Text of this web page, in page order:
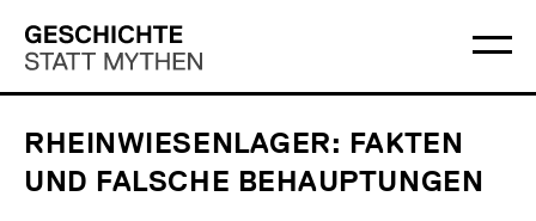
zum
Inhalt
Geschichte
Statt
Mythen
RHEINWIESENLAGER: FAKTEN
UND FALSCHE BEHAUPTUNGEN